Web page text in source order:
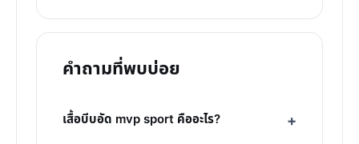
คำถามที่พบบ่อย
เสื้อบีบอัด mvp sport คืออะไร?